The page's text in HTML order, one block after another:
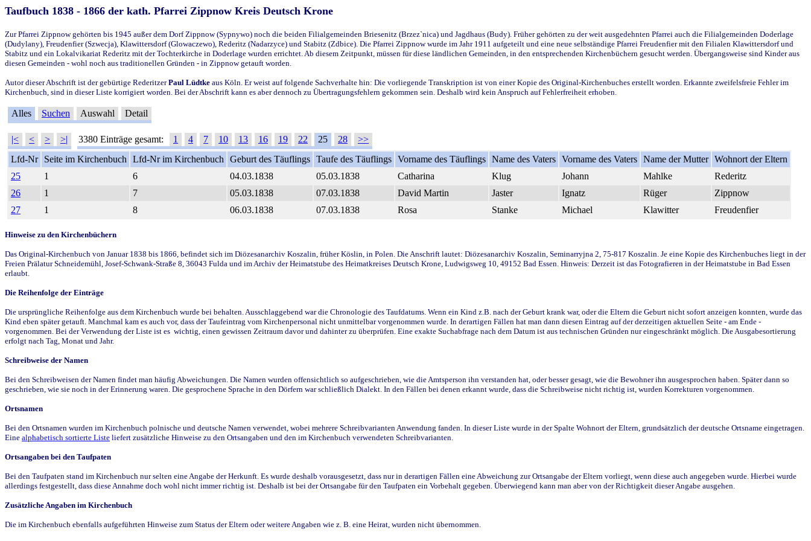
Taufbuch 1838 - 1866 der kath. Pfarrei Zippnow Kreis Deutsch Krone
Zur Pfarrei Zippnow gehörten bis 1945 außer dem Dorf Zippnow (Sypnywo) noch die beiden Filialgemeinden Briesenitz (Brzez`nica) und Jagdhaus (Budy). Früher gehörten zu der weit ausgedehnten Pfarrei auch die Filialgemeinden Doderlage
(Dudylany), Freudenfier (Szwecja), Klawittersdorf (Glowaczewo), Rederitz (Nadarzyce) und Stabitz (Zdbice). Die Pfarrei Zippnow wurde im Jahr 1911 aufgeteilt und eine neue selbständige Pfarrei Freudenfier mit den Filialen Klawittersdorf und
Stabitz und ein Lokalvikariat Rederitz mit der Tochterkirche in Doderlage wurden errichtet. Ab diesem Zeitpunkt, müssen für diese ländlichen Gemeinden, in den entsprechenden Kirchenbüchern gesucht werden. Übergangsweise sind Kinder aus
diesen Gemeinden - wohl noch aus traditionellen Gründen - in Zippnow getauft worden.
Autor dieser Abschrift ist der gebürtige RederitzerPaul Lüdtke aus Köln. Er weist auf folgende Sachverhalte hin: Die vorliegende Transkription ist von einer Kopie des Original-Kirchenbuches erstellt worden. Erkannte zweifelsfreie Fehler im
Kirchenbuch, sind in dieser Liste korrigiert worden. Bei der Abschrift kann es aber dennoch zu Übertragungsfehlern gekommen sein. Deshalb wird kein Anspruch auf Fehlerfreiheit erhoben.
Alles Suchen Auswahl Detail
|< < > >| 3380 Einträge gesamt: 1 4 7 10 13 16 19 22 25 28
>>
Lfd-Nr
Seite im Kirchenbuch Lfd-Nr im Kirchenbuch Geburt des Täuflings Taufe des Täuflings Vorname des Täuflings Name des Vaters Vorname des Vaters Name der Mutter Wohnort der Eltern
25
1 6 04.03.1838 05.03.1838 Catharina Klug Johann Mahlke
Rederitz
26
1 7 05.03.1838 07.03.1838 David Martin Jaster Ignatz Rüger
Zippnow
27
1 8 06.03.1838 07.03.1838 Rosa Stanke Michael Klawitter Freudenfier
Hinweise zu den Kirchenbüchern
Das Original-Kirchenbuch von Januar 1838 bis 1866, befindet sich im Diözesanarchiv Koszalin, früher Köslin, in Polen. Die Anschrift lautet: Diözesanarchiv Koszalin, Seminarryjna 2, 75-817 Koszalin. Je eine Kopie des Kirchenbuches liegt in der
Freien Prälatur Schneidemühl, Josef-Schwank-Straße 8, 36043 Fulda und im Archiv der Heimatstube des Heimatkreises Deutsch Krone, Ludwigsweg 10, 49152 Bad Essen. Hinweis: Derzeit ist das Fotografieren in der Heimatstube in Bad Essen
erlaubt.
Die Reihenfolge der Einträge
Die ursprüngliche Reihenfolge aus dem Kirchenbuch wurde bei behalten. Ausschlaggebend war die Chronologie des Taufdatums. Wenn ein Kind z.B. nach der Geburt krank war, oder die Eltern die Geburt nicht sofort anzeigen konnten, wurde das
Kind eben später getauft. Manchmal kam es auch vor, dass der Taufeintrag vom Kirchenpersonal nicht unmittelbar vorgenommen wurde. In derartigen Fällen hat man dann diesen Eintrag auf der derzeitigen aktuellen Seite - am Ende -
vorgenommen. Bei der Verwendung der Liste ist es wichtig, einen gewissen Zeitraum davor und dahinter zu überprüfen. Eine exakte Suchabfrage nach dem Datum ist aus technischen Gründen nur eingeschränkt möglich. Die Ausgabesortierung
erfolgt nach Tag, Monat und Jahr.
Schreibweise der Namen
Bei den Schreibweisen der Namen findet man häufig Abweichungen. Die Namen wurden offensichtlich so aufgeschrieben, wie die Amtsperson ihn verstanden hat, oder besser gesagt, wie die Bewohner ihn ausgesprochen haben. Später dann so
geschrieben, wie sie noch in der Erinnerung waren. Die gesprochene Sprache in den Dörfern war schließlich Dialekt. In den Fällen bei denen erkannt wurde, dass die Schreibweise nicht richtig ist, wurden Korrekturen vorgenommen.
Ortsnamen
Bei den Ortsnamen wurden im Kirchenbuch polnische und deutsche Namen verwendet, wobei mehrere Schreibvarianten Anwendung fanden. In dieser Liste wurde in der Spalte Wohnort der Eltern, grundsätzlich der deutsche Ortsname eingetragen.
Eine alphabetisch sortierte Liste liefert zusätzliche Hinweise zu den Ortsangaben und den im Kirchenbuch verwendeten Schreibvarianten.
Ortsangaben bei den Taufpaten
Bei den Taufpaten stand im Kirchenbuch nur selten eine Angabe der Herkunft. Es wurde deshalb vorausgesetzt, dass nur in derartigen Fällen eine Abweichung zur Ortsangabe der Eltern vorliegt, wenn diese auch angegeben wurde. Hierbei wurde
allerdings festgestellt, dass diese Annahme doch wohl nicht immer richtig ist. Deshalb ist bei der Ortsangabe für den Taufpaten ein Vorbehalt gegeben. Überwiegend kann man aber von der Richtigkeit dieser Angabe ausgehen.
Zusätzliche Angaben im Kirchenbuch
Die im Kirchenbuch ebenfalls aufgeführten Hinweise zum Status der Eltern oder weitere Angaben wie z. B. eine Heirat, wurden nicht übernommen.